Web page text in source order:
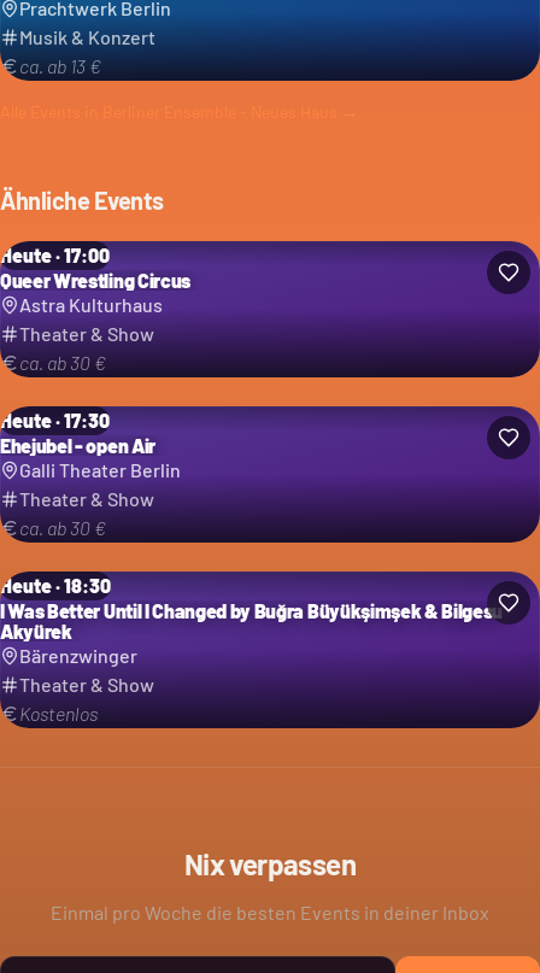
Prachtwerk Berlin
Musik & Konzert
ca. ab 13 €
Ähnliche Events
Heute · 17:00
Queer Wrestling Circus
Astra Kulturhaus
Theater & Show
ca. ab 30 €
Heute · 17:30
Ehejubel - open Air
Galli Theater Berlin
Theater & Show
ca. ab 30 €
Heute · 18:30
I Was Better Until I Changed by Buğra Büyükşimşek & Bilgesu
Akyürek
Bärenzwinger
Theater & Show
Kostenlos
Nix verpassen
Einmal pro Woche die besten Events in deiner Inbox